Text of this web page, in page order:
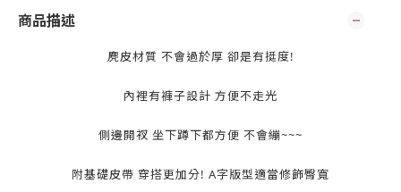
商品描述
麂皮材質 不會過於厚 卻是有挺度!
內裡有褲子設計 方便不走光
側邊開衩 坐下蹲下都方便 不會繃~~~
附基礎皮帶 穿搭更加分! A字版型適當修飾臀寬